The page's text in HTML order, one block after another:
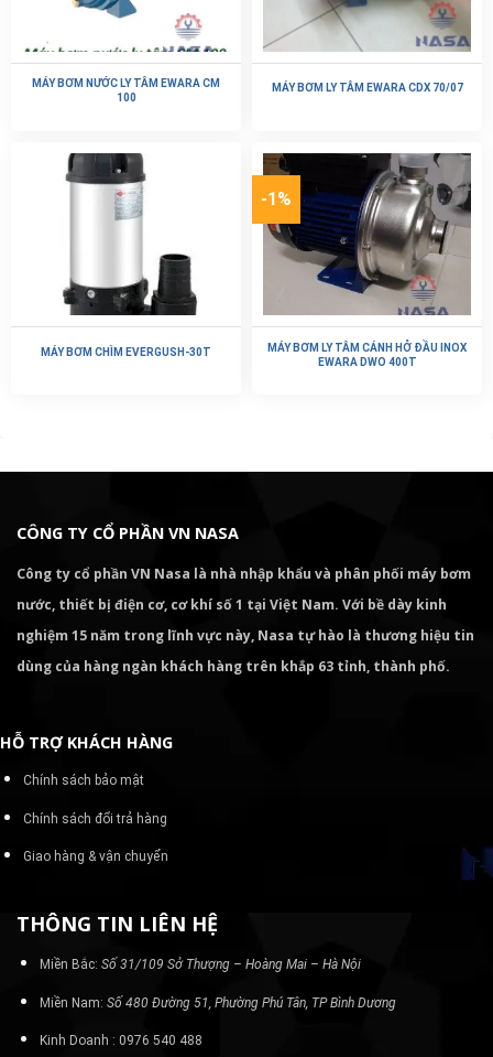
MÁY BƠM NƯỚC LY TÂM EWARA CM
100
MÁY BƠM LY TÂM EWARA CDX 70/07
MÁY BƠM CHÌM EVERGUSH-30T
-1%
MÁY BƠM LY TÂM CÁNH HỞ ĐẦU INOX
EWARA DWO 400T
CÔNG TY CỔ PHẦN VN NASA
Công ty cổ phần VN Nasa là nhà nhập khẩu và phân phối máy bơm
nước, thiết bị điện cơ, cơ khí số 1 tại Việt Nam. Với bề dày kinh
nghiệm 15 năm trong lĩnh vực này, Nasa tự hào là thương hiệu tin
dùng của hàng ngàn khách hàng trên khắp 63 tỉnh, thành phố.
HỖ TRỢ KHÁCH HÀNG
Chính sách bảo mật
Chính sách đổi trả hàng
Giao hàng & vận chuyển
THÔNG TIN LIÊN HỆ
Miền Bắc: Số 31/109 Sở Thượng – Hoàng Mai – Hà Nội
Miền Nam: Số 480 Đường 51, Phường Phú Tân, TP Bình Dương
Kinh Doanh : 0976 540 488